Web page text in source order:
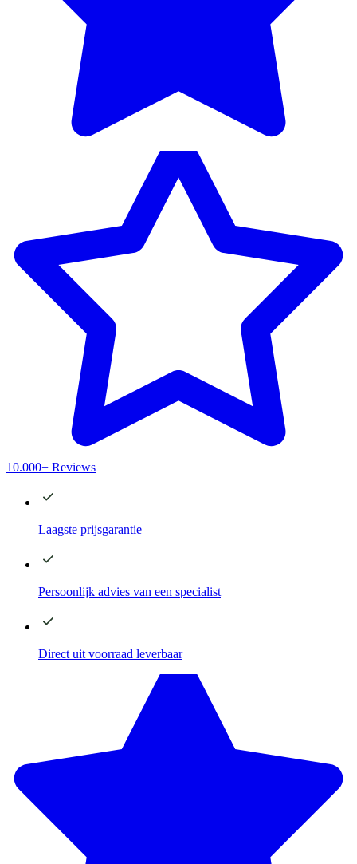
10.000+ Reviews
Laagste prijsgarantie
Persoonlijk advies van een specialist
Direct uit voorraad leverbaar